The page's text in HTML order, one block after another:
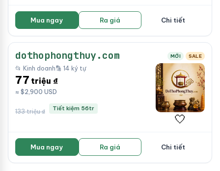
Mua ngay Ra giá Chi tiết
dothophongthuy.com MỚI SALE
📂 Kinh doanh🔡 14 ký tự
77 triệu ₫
≈ $2,900 USD
133 triệu ₫ Tiết kiệm 56tr
🤍
Mua ngay Ra giá Chi tiết